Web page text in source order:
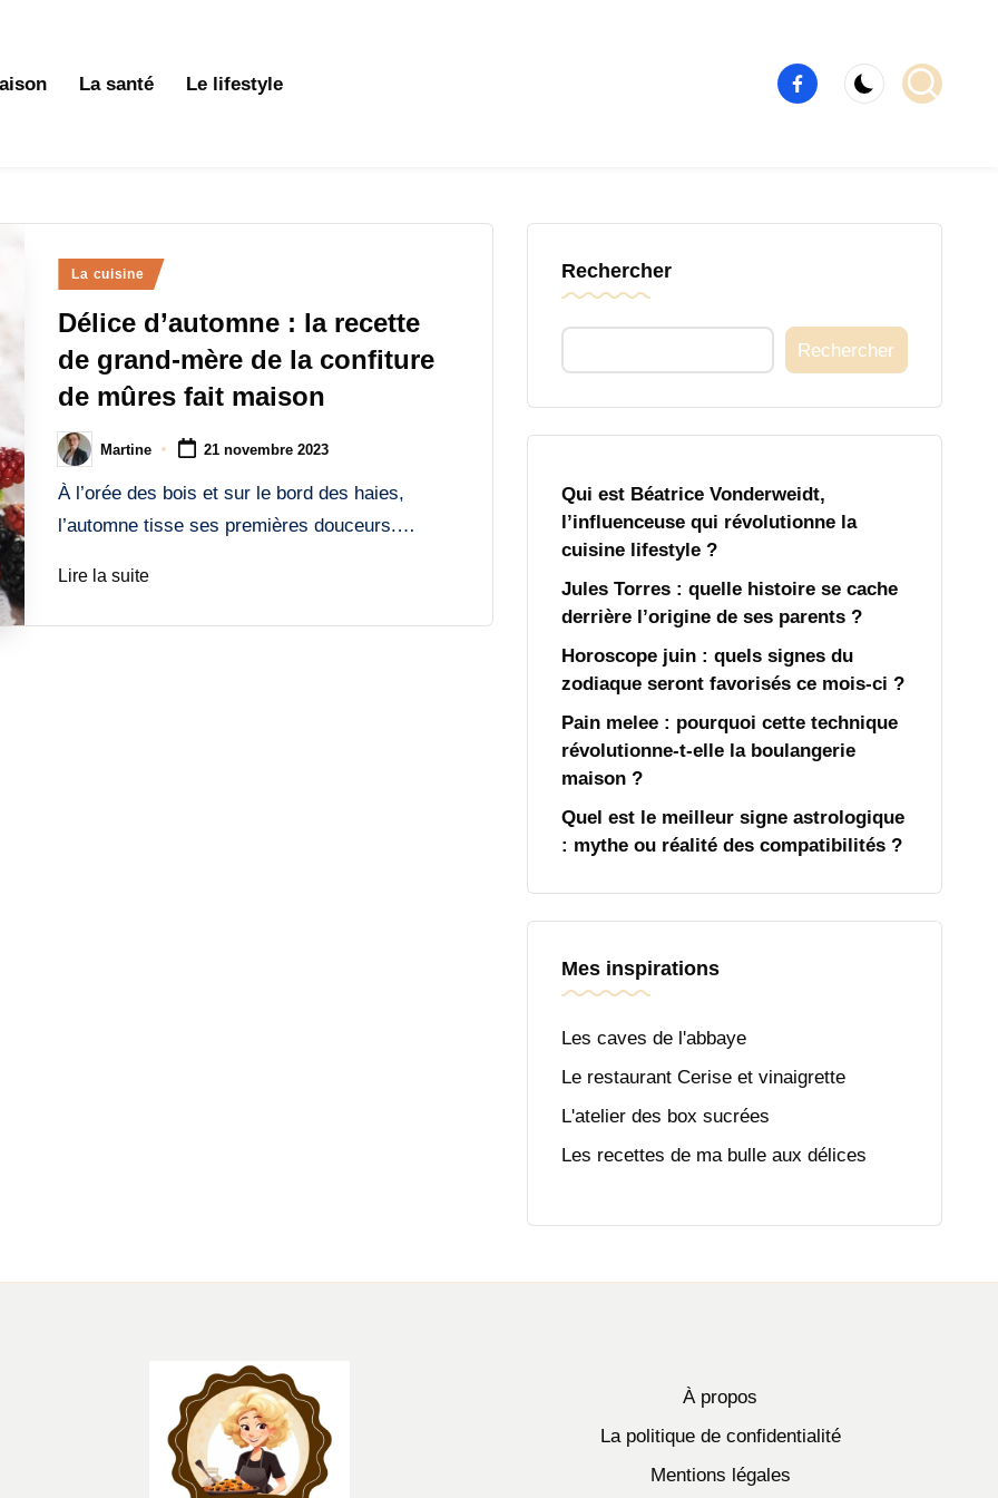
La santé Le lifestyle
Élément
de
Posted
La cuisine
Délice d’automne : la recette
de grand-mère de la confiture
de mûres fait maison
Posted
by
Martine 21 novembre 2023
À l’orée des bois et sur le bord des haies,
l’automne tisse ses premières douceurs.…
Lire la suite
Rechercher
Rechercher
Qui est Béatrice Vonderweidt,
l’influenceuse qui révolutionne la
cuisine lifestyle ?
Jules Torres : quelle histoire se cache
derrière l’origine de ses parents ?
Horoscope juin : quels signes du
zodiaque seront favorisés ce mois-ci ?
Pain melee : pourquoi cette technique
révolutionne-t-elle la boulangerie
maison ?
Quel est le meilleur signe astrologique
: mythe ou réalité des compatibilités ?
Mes inspirations
Les caves de l'abbaye
Le restaurant Cerise et vinaigrette
L'atelier des box sucrées
Les recettes de ma bulle aux délices
À propos
La politique de confidentialité
Mentions légales